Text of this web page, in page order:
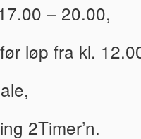
– 20.00,
løp fra kl.
2Timer’n.